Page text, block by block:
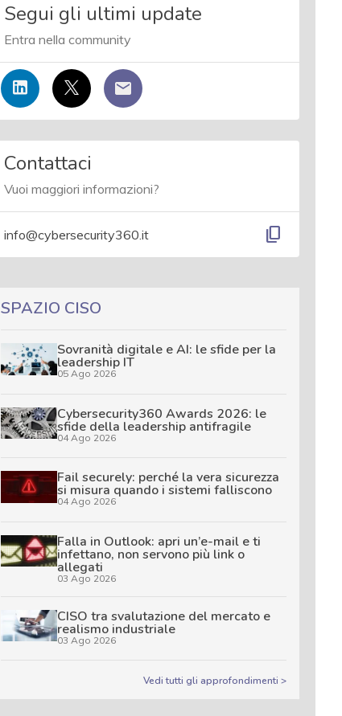
Segui gli ultimi update
Entra nella community
Contattaci
Vuoi maggiori informazioni?
info@cybersecurity360.it content_copy
SPAZIO CISO
Sovranità digitale e AI: le sfide per la
leadership IT
05 Ago 2026
Cybersecurity360 Awards 2026: le
sfide della leadership antifragile
04 Ago 2026
Fail securely: perché la vera sicurezza
si misura quando i sistemi falliscono
04 Ago 2026
Falla in Outlook: apri un’e-mail e ti
infettano, non servono più link o
allegati
03 Ago 2026
CISO tra svalutazione del mercato e
realismo industriale
03 Ago 2026
Vedi tutti gli approfondimenti >